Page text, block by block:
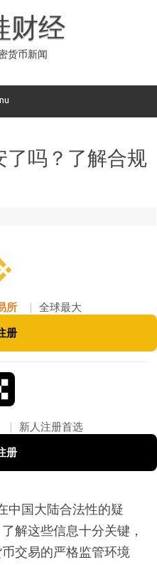
财经
货币新闻
了吗？了解合规
所 | 全球最大
册
| 新人注册首选
册
中国大陆合法性的疑
解这些信息十分关键，
交易的严格监管环境